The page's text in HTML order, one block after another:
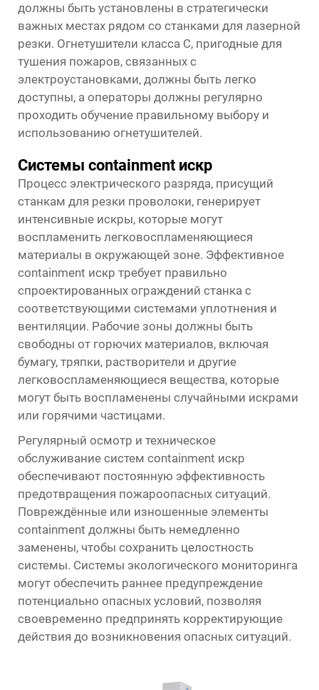
должны быть установлены в стратегически
важных местах рядом со станками для лазерной
резки. Огнетушители класса C, пригодные для
тушения пожаров, связанных с
электроустановками, должны быть легко
доступны, а операторы должны регулярно
проходить обучение правильному выбору и
использованию огнетушителей.
Системы containment искр
Процесс электрического разряда, присущий
станкам для резки проволоки, генерирует
интенсивные искры, которые могут
воспламенить легковоспламеняющиеся
материалы в окружающей зоне. Эффективное
containment искр требует правильно
спроектированных ограждений станка с
соответствующими системами уплотнения и
вентиляции. Рабочие зоны должны быть
свободны от горючих материалов, включая
бумагу, тряпки, растворители и другие
легковоспламеняющиеся вещества, которые
могут быть воспламенены случайными искрами
или горячими частицами.
Регулярный осмотр и техническое
обслуживание систем containment искр
обеспечивают постоянную эффективность
предотвращения пожароопасных ситуаций.
Повреждённые или изношенные элементы
containment должны быть немедленно
заменены, чтобы сохранить целостность
системы. Системы экологического мониторинга
могут обеспечить раннее предупреждение
потенциально опасных условий, позволяя
своевременно предпринять корректирующие
действия до возникновения опасных ситуаций.